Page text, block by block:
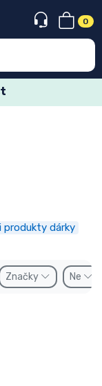
0
produkty dárky
Značky Ne